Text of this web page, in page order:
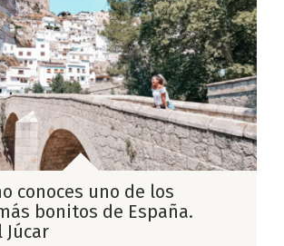
conoces uno de los
bonitos de España.
Júcar